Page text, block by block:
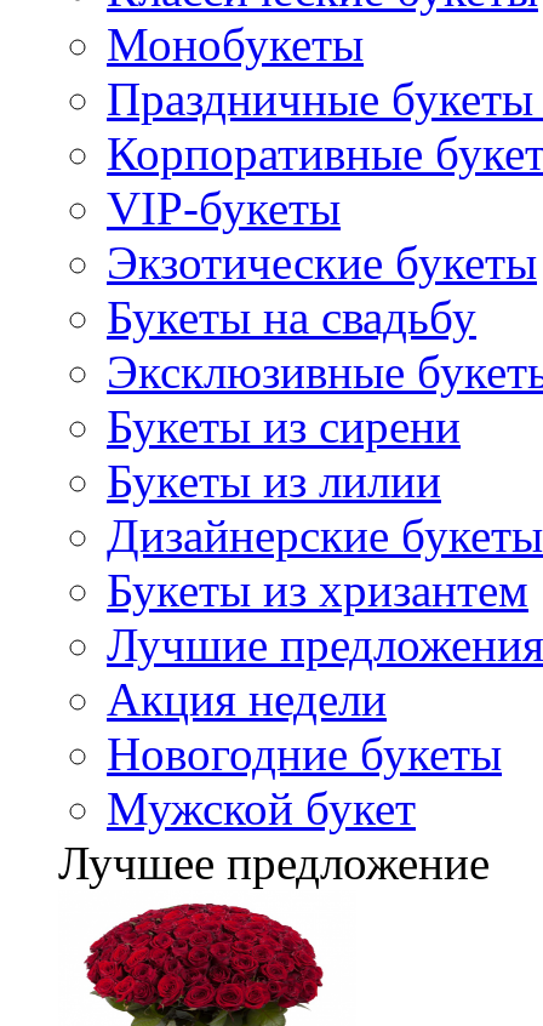
Монобукеты
Праздничные букеты
Корпоративные
VIP-букеты
Экзотические букеты
Букеты на свадьбу
Эксклюзивные
Букеты из сирени
Букеты из лилии
Дизайнерские
Букеты из хризантем
Лучшие предложения
Акция недели
Новогодние букеты
Мужской букет
Лучшее предложение